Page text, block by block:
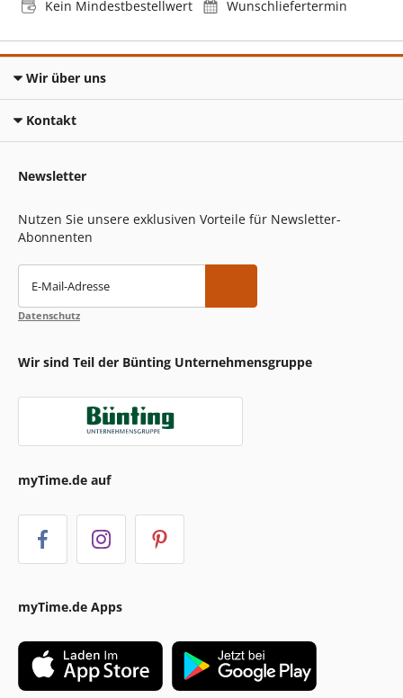
Kein Mindestbestellwert
Wunschliefertermin
Wir über uns
Kontakt
Newsletter
Nutzen Sie unsere exklusiven Vorteile für Newsletter-
Abonnenten
E-Mail-Adresse
Datenschutz
Wir sind Teil der Bünting Unternehmensgruppe
myTime.de auf
myTime.de Apps